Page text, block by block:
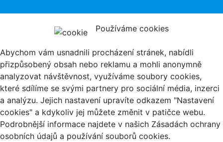
Používáme cookies
Abychom vám usnadnili procházení stránek, nabídli
přizpůsobený obsah nebo reklamu a mohli anonymně
analyzovat návštěvnost, využíváme soubory cookies,
které sdílíme se svými partnery pro sociální média, inzerci
a analýzu. Jejich nastavení upravíte odkazem "Nastavení
cookies" a kdykoliv jej můžete změnit v patičce webu.
Podrobnější informace najdete v našich Zásadách ochrany
osobních údajů a používání souborů cookies.